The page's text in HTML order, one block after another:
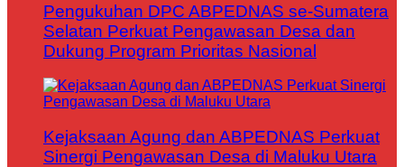
Pengukuhan DPC ABPEDNAS se-Sumatera
Selatan Perkuat Pengawasan Desa dan
Dukung Program Prioritas Nasional
Kejaksaan Agung dan ABPEDNAS Perkuat
Sinergi Pengawasan Desa di Maluku Utara